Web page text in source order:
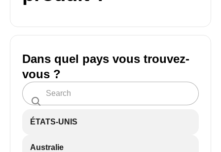
Dans quel pays vous trouvez-
vous ?
ÉTATS-UNIS
Australie